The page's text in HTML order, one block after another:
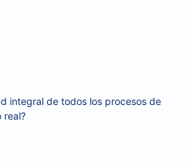
integral de todos los procesos de
real?